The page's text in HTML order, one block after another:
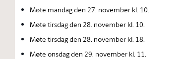
Møte mandag den 27. november kl. 10.
Møte tirsdag den 28. november kl. 10.
Møte tirsdag den 28. november kl. 18.
Møte onsdag den 29. november kl. 11.